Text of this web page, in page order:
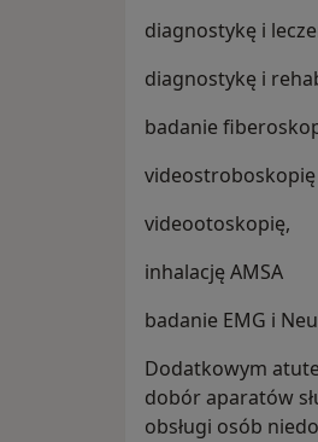
diagnostykę i
diagnostykę i
badanie
videootoskopię,
inhalację AMSA
badanie EMG i
Dodatkowym
dobór aparatów
obsługi osób